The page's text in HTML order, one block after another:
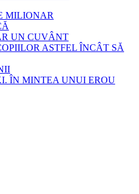
MILIONAR
UN CUVÂNT
ASTFEL ÎNCÂT SĂ
ÎN MINTEA UNUI EROU